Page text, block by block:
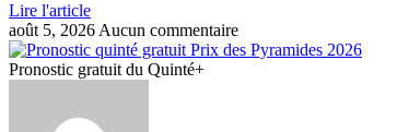
Lire l'article
août 5, 2026 Aucun commentaire
Pronostic gratuit du Quinté+